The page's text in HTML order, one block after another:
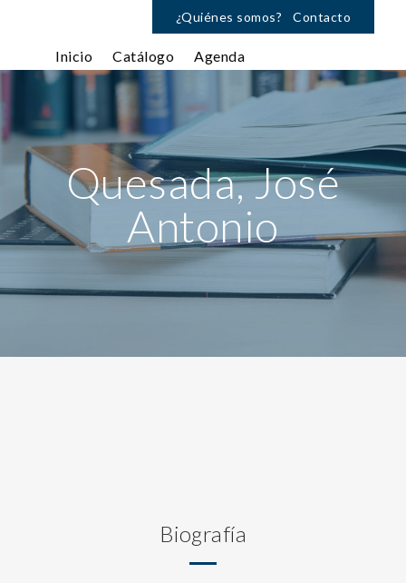
¿Quiénes somos? Contacto
Inicio Catálogo Agenda
Quesada, José
Antonio
Biografía